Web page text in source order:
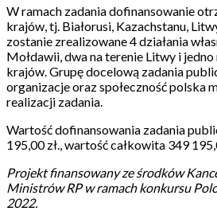
W ramach zadania dofinansowanie
krajów, tj. Białorusi, Kazachstanu,
zostanie zrealizowane 4 działania
Mołdawii, dwa na terenie Litwy i
krajów. Grupę docelową zadania
organizacje oraz społeczność polska
realizacji zadania.
Wartość dofinansowania zadania
195,00 zł., wartość całkowita 349
Projekt finansowany ze środków
Ministrów RP w ramach konkursu
2022.